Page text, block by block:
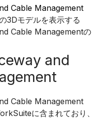
Cable Management
and
Cable Management
に含まれており、